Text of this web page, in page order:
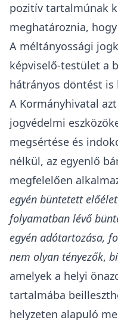
pozitív tartalmúnak
meghatároznia,
A méltányossági
képviselő-testület a
hátrányos döntést is
A Kormányhivatal
jogvédelmi
megsértése és
nélkül, az egyenlő
megfelelően
egyén büntetett
folyamatban lévő
egyén adótartozása,
nem olyan tényezők,
amelyek a helyi
tartalmába
helyzeten alapuló